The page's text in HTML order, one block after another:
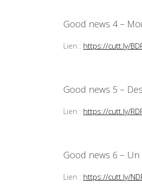
Good news 4 –
Lien : https://cutt.ly/
Good news 5 –
Lien : https://cutt.ly/
Good news 6 –
Lien : https://cutt.ly/